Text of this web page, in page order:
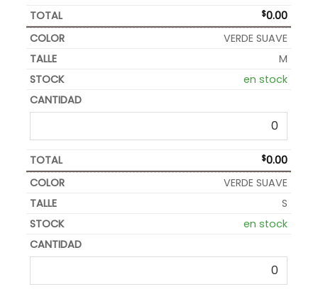
$0.00
VERDE SUAVE
M
en stock
$0.00
VERDE SUAVE
S
en stock